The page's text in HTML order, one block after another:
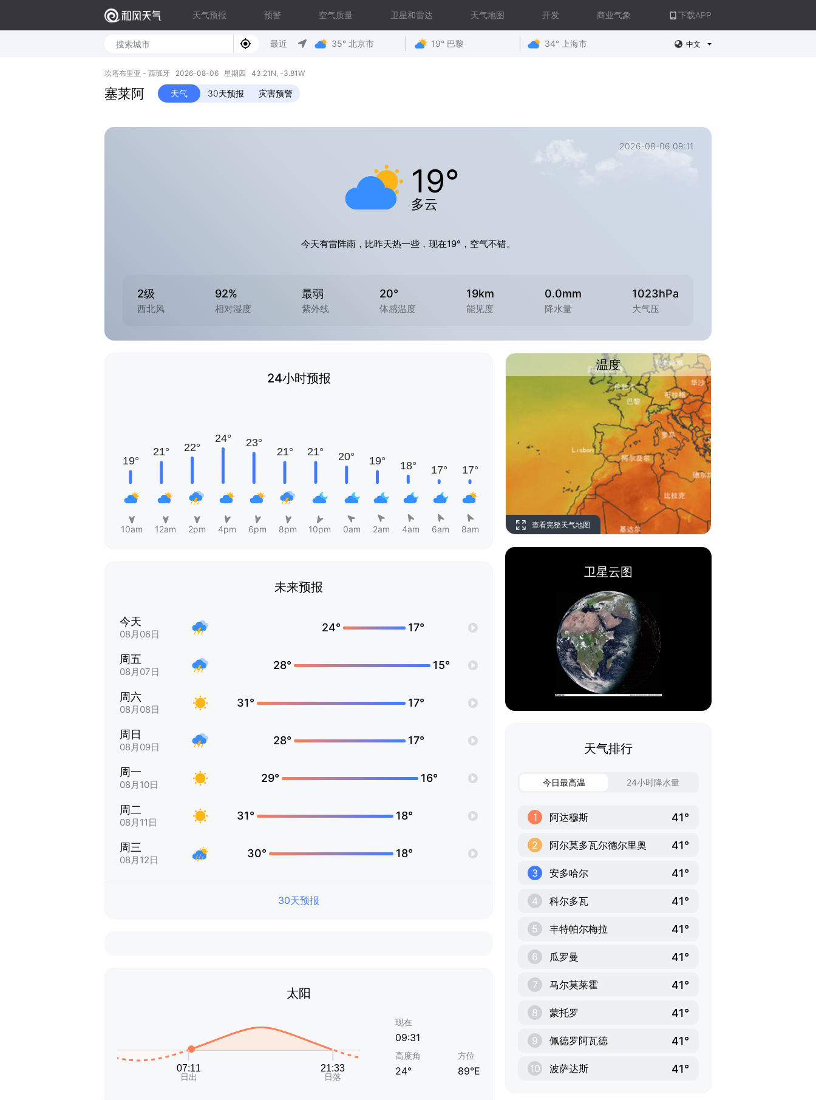
天气预报 预警 空气质量 卫星和雷达 天气地图 开发 商业气象 下载APP
最近 35° 北京市 19° 巴黎 34° 上海市 中文
坎塔布里亚 - 西班牙 2026-08-06 星期四 43.21N, -3.81W
塞莱阿 天气 30天预报 灾害预警
2026-08-06 09:11
19°
多云
今天有雷阵雨，比昨天热一些，现在19°，空气不错。
2级
西北风
92%
相对湿度
最弱
紫外线
20°
体感温度
19km
能见度
0.0mm
降水量
1023hPa
大气压
24小时预报
10am 12am 2pm 4pm 6pm 8pm 10pm 0am 2am 4am 6am 8am
未来预报
今天
08月06日
24° 17°
周五
08月07日
28° 15°
周六
08月08日
31° 17°
周日
08月09日
28° 17°
周一
08月10日
29° 16°
周二
08月11日
31° 18°
周三
08月12日
30° 18°
30天预报
太阳
现在
09:31
高度角
24°
方位
89°E
温度
查看完整天气地图
卫星云图
天气排行
今日最高温 24小时降水量
1 阿达穆斯 41°
2 阿尔莫多瓦尔德尔里奥 41°
3 安多哈尔 41°
4 科尔多瓦 41°
5 丰特帕尔梅拉 41°
6 瓜罗曼 41°
7 马尔莫莱霍 41°
8 蒙托罗 41°
9 佩德罗阿瓦德 41°
10 波萨达斯 41°